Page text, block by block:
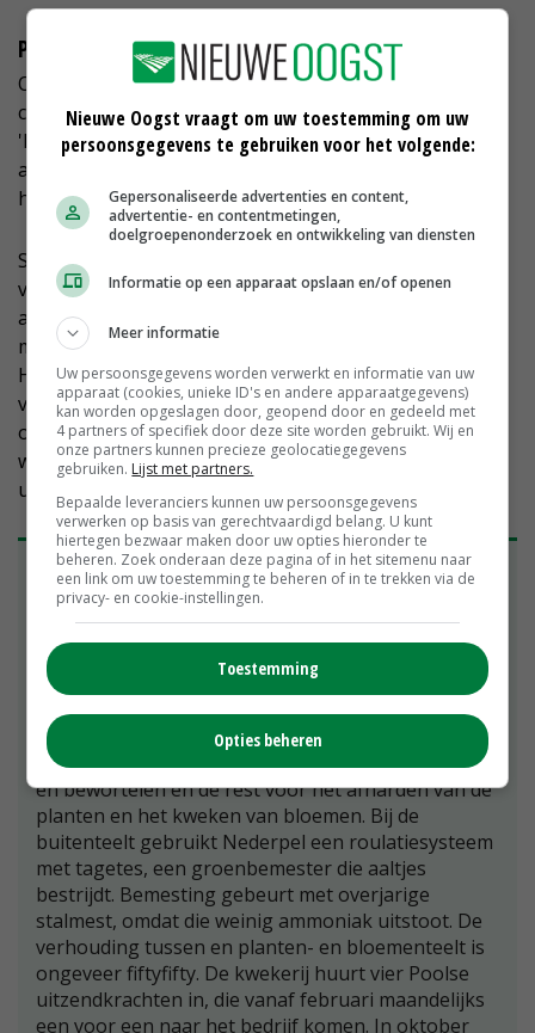
PlanetProof-certificering
Ook over de door de veiling gewenstePlanetProof
certificering heeft Nederpel geen goed woord over.
'Het interesseert de handel niets en jaagt kwekers
alleen maar op kosten. Ik hecht veel meer waarde aan
helderheid en eerlijkheid richting de handel.'
Sinds veertien jaar vormt Nederpel samen met zijn
vrouw en zoon Michel een vof. 'Michel heeft eerst een
aantal jaren bij een andere bloemenkweker gewerkt,
maar wilde uiteindelijk toch graag in het bedrijf komen.
Het is prettig dat hij de kwekerij wil overnemen en
voortzetten vanwege de jarenlange relaties die ik heb
opgebouwd met afnemers. Ik ben 69 jaar en heb
weleens behoefte aan een 'rustige' werkweek van 45
uur.'
Ene helft bloemen, andere helft planten
Kwekerij Delphi is 28 jaar geleden opgericht in
tuinbouwgebied Kloosterschuur in het Zuid-
Hollandse Rijnsburg. In 2009 is het bedrijf verhuisd
naar Noordwijkerhout, omdat daar meer ruimte
was voor de buitenteelt. De kwekerij meet 5,2
hectare met 2.200 meter vast gewas, waarvan 500
meter voor moerplanten, 750 meter voor opkweek
en bewortelen en de rest voor het afharden van de
planten en het kweken van bloemen. Bij de
buitenteelt gebruikt Nederpel een roulatiesysteem
met tagetes, een groenbemester die aaltjes
bestrijdt. Bemesting gebeurt met overjarige
stalmest, omdat die weinig ammoniak uitstoot. De
verhouding tussen en planten- en bloementeelt is
ongeveer fiftyfifty. De kwekerij huurt vier Poolse
uitzendkrachten in, die vanaf februari maandelijks
een voor een naar het bedrijf komen. In oktober
Nieuwe Oogst vraagt om uw toestemming om uw
persoonsgegevens te gebruiken voor het volgende:
Gepersonaliseerde advertenties en content,
advertentie- en contentmetingen,
doelgroepenonderzoek en ontwikkeling van diensten
Informatie op een apparaat opslaan en/of openen
Meer informatie
Uw persoonsgegevens worden verwerkt en informatie van uw
apparaat (cookies, unieke ID's en andere apparaatgegevens)
kan worden opgeslagen door, geopend door en gedeeld met
4 partners of specifiek door deze site worden gebruikt. Wij en
onze partners kunnen precieze geolocatiegegevens
gebruiken. Lijst met partners.
Bepaalde leveranciers kunnen uw persoonsgegevens
verwerken op basis van gerechtvaardigd belang. U kunt
hiertegen bezwaar maken door uw opties hieronder te
beheren. Zoek onderaan deze pagina of in het sitemenu naar
een link om uw toestemming te beheren of in te trekken via de
privacy- en cookie-instellingen.
Toestemming
Opties beheren